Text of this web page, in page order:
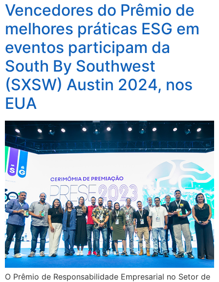
Vencedores do Prêmio de
melhores práticas ESG em
eventos participam da
South By Southwest
(SXSW) Austin 2024, nos
EUA
O Prêmio de Responsabilidade Empresarial no Setor de